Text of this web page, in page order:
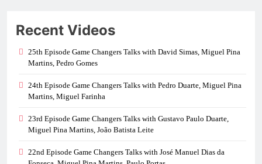
Recent Videos
25th Episode Game Changers Talks with David Simas, Miguel Pina
Martins, Pedro Gomes
24th Episode Game Changers Talks with Pedro Duarte, Miguel Pina
Martins, Miguel Farinha
23rd Episode Game Changers Talks with Gustavo Paulo Duarte,
Miguel Pina Martins, João Batista Leite
22nd Episode Game Changers Talks with José Manuel Dias da